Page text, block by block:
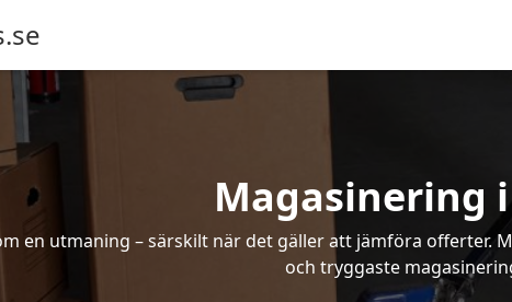
Magasinering
en utmaning – särskilt när det gäller att jämföra
och tryggaste